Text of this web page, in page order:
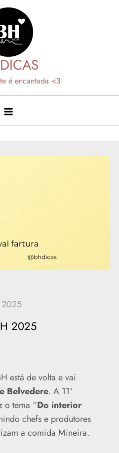
é encantada <3
2025
está de volta e vai
Belvedere. A 11ª
o tema “Do interior
chefs e produtores
a comida Mineira.